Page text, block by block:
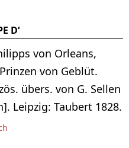
D‘
von Orleans,
von Geblüt.
übers. von G. Sellen
Leipzig: Taubert 1828.